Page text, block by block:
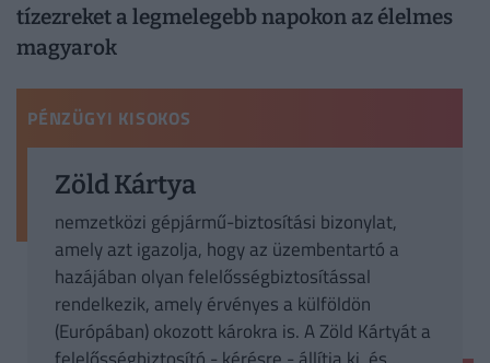
tízezreket a legmelegebb napokon az élelmes
magyarok
PÉNZÜGYI KISOKOS
Zöld Kártya
nemzetközi gépjármű-biztosítási bizonylat,
amely azt igazolja, hogy az üzembentartó a
hazájában olyan felelősségbiztosítással
rendelkezik, amely érvényes a külföldön
(Európában) okozott károkra is. A Zöld Kártyát a